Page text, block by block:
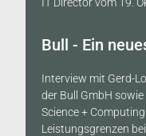
Bull - Ein
Interview mit Gerd-
der Bull GmbH
Science +
Leistungsgrenzen